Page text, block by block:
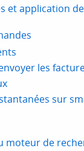
et application
les
sur
moteur de